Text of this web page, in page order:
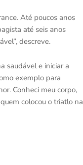
Até poucos anos
até seis anos
descreve.
saudável e iniciar a
exemplo para
Conheci meu corpo,
colocou o triatlo na